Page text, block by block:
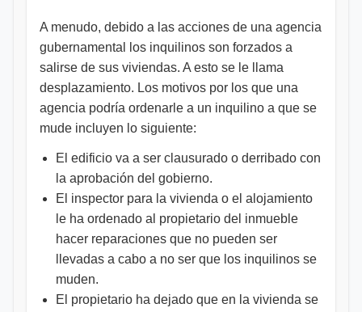
A menudo, debido a las acciones de una agencia
gubernamental los inquilinos son forzados a
salirse de sus viviendas. A esto se le llama
desplazamiento. Los motivos por los que una
agencia podría ordenarle a un inquilino a que se
mude incluyen lo siguiente:
El edificio va a ser clausurado o derribado con
la aprobación del gobierno.
El inspector para la vivienda o el alojamiento
le ha ordenado al propietario del inmueble
hacer reparaciones que no pueden ser
llevadas a cabo a no ser que los inquilinos se
muden.
El propietario ha dejado que en la vivienda se